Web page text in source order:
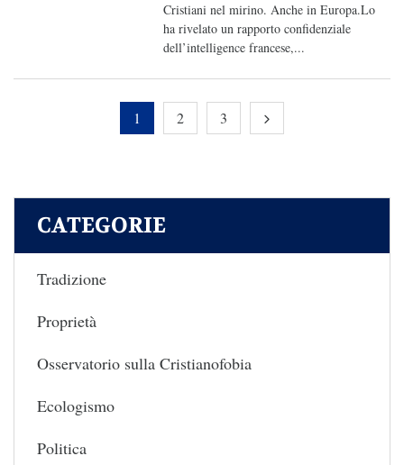
Cristiani nel mirino. Anche in Europa.Lo
ha rivelato un rapporto confidenziale
dell’intelligence francese,...
1 2 3
CATEGORIE
Tradizione
Proprietà
Osservatorio sulla Cristianofobia
Ecologismo
Politica